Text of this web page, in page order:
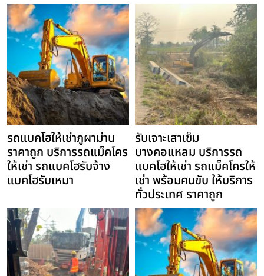
รถแบคโฮให้เช่าภูผาม่าน
ราคาถูก บริการรถแม็คโคร
ให้เช่า รถแบคโฮรับจ้าง
แบคโฮรับเหมา
รับเจาะเสาเข็ม
บางคอแหลม บริการรถ
แบคโฮให้เช่า รถแม็คโครให้
เช่า พร้อมคนขับ ให้บริการ
ทั่วประเทศ ราคาถูก